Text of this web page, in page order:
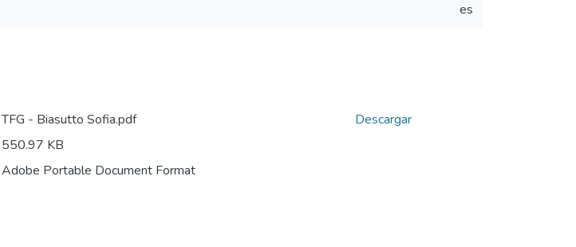
es
TFG - Biasutto Sofia.pdf
550.97 KB
Adobe Portable Document Format
Descargar